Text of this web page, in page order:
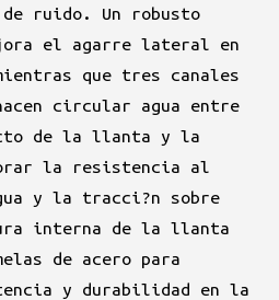
ruido. Un robusto
el agarre lateral en
que tres canales
circular agua entre
de la llanta y la
la resistencia al
y la tracci?n sobre
interna de la llanta
de acero para
y durabilidad en la